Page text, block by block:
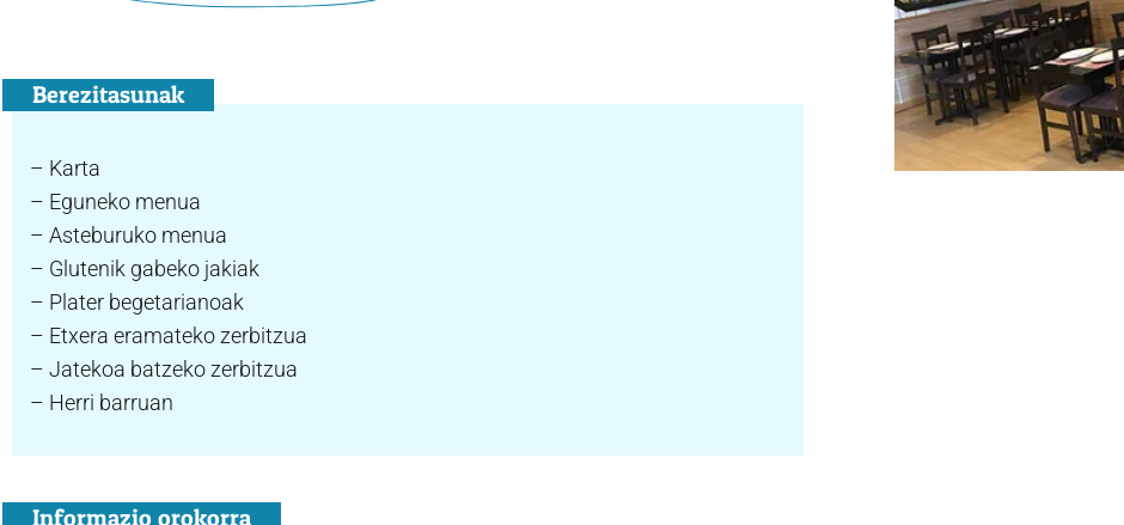
Berezitasunak
– Karta
– Eguneko menua
– Asteburuko menua
– Glutenik gabeko jakiak
– Plater begetarianoak
– Etxera eramateko zerbitzua
– Jatekoa batzeko zerbitzua
– Herri barruan
Informazio orokorra